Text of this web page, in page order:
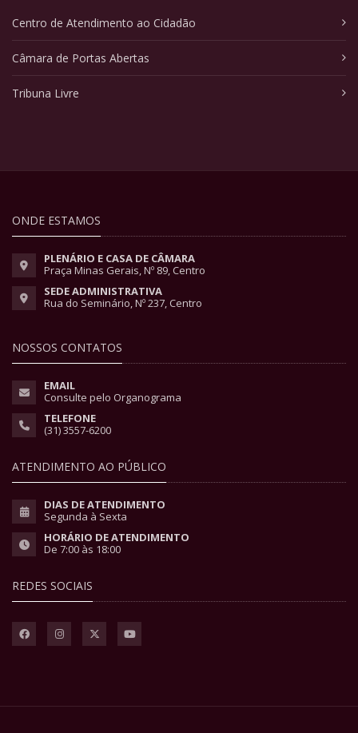
Centro de Atendimento ao Cidadão
Câmara de Portas Abertas
Tribuna Livre
ONDE ESTAMOS
PLENÁRIO E CASA DE CÂMARA
Praça Minas Gerais, Nº 89, Centro
SEDE ADMINISTRATIVA
Rua do Seminário, Nº 237, Centro
NOSSOS CONTATOS
EMAIL
Consulte pelo Organograma
TELEFONE
(31) 3557-6200
ATENDIMENTO AO PÚBLICO
DIAS DE ATENDIMENTO
Segunda à Sexta
HORÁRIO DE ATENDIMENTO
De 7:00 às 18:00
REDES SOCIAIS